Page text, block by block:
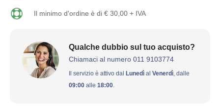
Il minimo d'ordine è di € 30,00 + IVA
Qualche dubbio sul tuo acquisto?
Chiamaci al numero 011 9103774
Il servizio è attivo dal Lunedì al Venerdì, dalle
09:00 alle 18:00.